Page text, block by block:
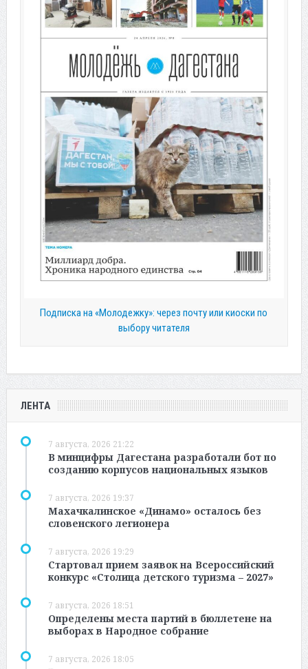
Подписка на «Молодежку»: через почту или киоски по
выбору читателя
ЛЕНТА
7 августа, 2026 21:22
В минцифры Дагестана разработали бот по
созданию корпусов национальных языков
7 августа, 2026 19:37
Махачкалинское «Динамо» осталось без
словенского легионера
7 августа, 2026 19:29
Стартовал прием заявок на Всероссийский
конкурс «Столица детского туризма – 2027»
7 августа, 2026 18:51
Определены места партий в бюллетене на
выборах в Народное собрание
7 августа, 2026 18:05